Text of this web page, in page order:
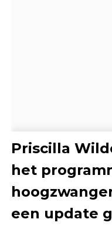
Priscilla
het
een update